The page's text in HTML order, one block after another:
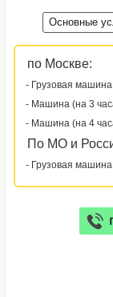
Основные
по Москве:
- Грузовая
- Машина (на 3
- Машина (на 4
По МО и
- Грузовая машина